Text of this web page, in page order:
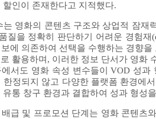
인이 존재한다고 지적했다.
는 영화의 콘텐츠 구조와 상업적 잠
질을 정확히 판단하기 어려운 경험재
에 의존하여 선택을 수행하는 경향
활용하며, 이러한 정보 단서가 영화
서도 영화 속성 변수들이 VOD 성
한정되지 않고 다양한 플랫폼 환경에
통 창구 환경과 결합하여 성과 형성
급 및 프로모션 단계는 영화 콘텐츠